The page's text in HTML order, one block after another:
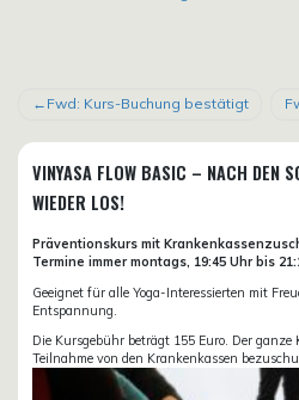
BEITRAGSNAVIGATION
Fwd: Kurs-Buchung bestätigt
VINYASA FLOW BASIC – NACH DEN
WIEDER LOS!
Präventionskurs mit
Termine immer montags, 19:45 Uhr bis
Geeignet für alle Yoga-Interessierten mit
Entspannung.
Die Kursgebühr beträgt 155 Euro. Der
Teilnahme von den Krankenkassen